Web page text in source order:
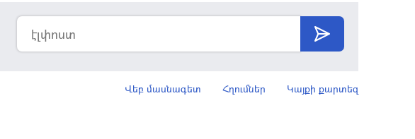
Վեբ մասնագետ Հղումներ Կայքի քարտեզ